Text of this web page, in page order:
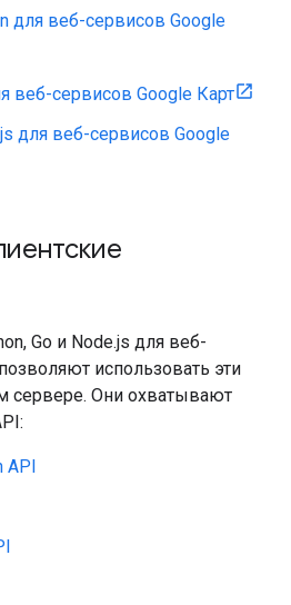
для веб-сервисов Google
веб-сервисов Google Карт
для веб-сервисов Google
Go и Node.js для веб-
использовать эти
сервере. Они охватывают
API